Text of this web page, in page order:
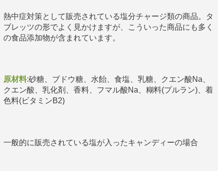
熱中症対策として販売されている塩分チャージ類の商品。タ
ブレッツの形でよく見かけますが、こういった商品にも多く
の食品添加物が含まれています。
原材料:砂糖、ブドウ糖、水飴、食塩、乳糖、クエン酸Na、
クエン酸、乳化剤、香料、フマル酸Na、糊料(プルラン)、着
色料(ビタミンB2)
一般的に販売されている塩が入ったキャンディーの場合